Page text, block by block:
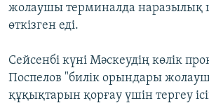
жолаушы терминалда наразылық
өткізген еді.
Сейсенбі күні Мәскеудің көлік
Поспелов "билік орындары
құқықтарын қорғау үшін тергеу